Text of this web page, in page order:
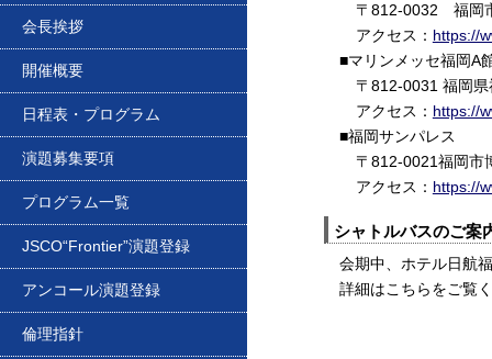
会長挨拶
開催概要
日程表・プログラム
演題募集要項
プログラム一覧
JSCO“Frontier”演題登録
アンコール演題登録
倫理指針
〒812-0032 福岡
アクセス： https://
■マリンメッセ福岡A
〒812-0031 福岡
アクセス： https://
■福岡サンパレス
〒812-0021福岡市
アクセス： https://
シャトルバスのご案
会期中、ホテル日航
詳細はこちらをご覧